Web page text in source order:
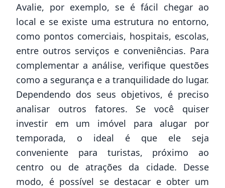
Avalie, por exemplo, se é fácil chegar ao
local e se existe uma estrutura no entorno,
como pontos comerciais, hospitais, escolas,
entre outros serviços e conveniências. Para
complementar a análise, verifique questões
como a segurança e a tranquilidade do lugar.
Dependendo dos seus objetivos, é preciso
analisar outros fatores. Se você quiser
investir em um imóvel para alugar por
temporada, o ideal é que ele seja
conveniente para turistas, próximo ao
centro ou de atrações da cidade. Desse
modo, é possível se destacar e obter um